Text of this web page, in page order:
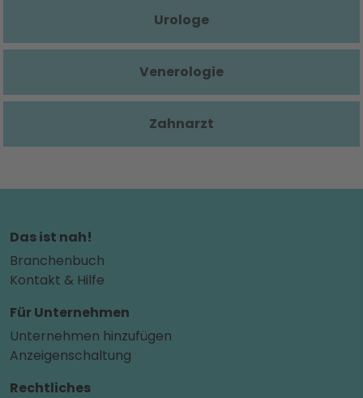
Urologe
Venerologie
Zahnarzt
Das ist nah!
Branchenbuch
Kontakt & Hilfe
Für Unternehmen
Unternehmen hinzufügen
Anzeigenschaltung
Rechtliches